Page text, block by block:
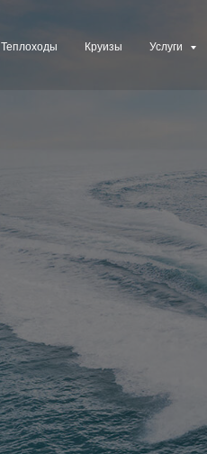
Теплоходы Круизы Услуги